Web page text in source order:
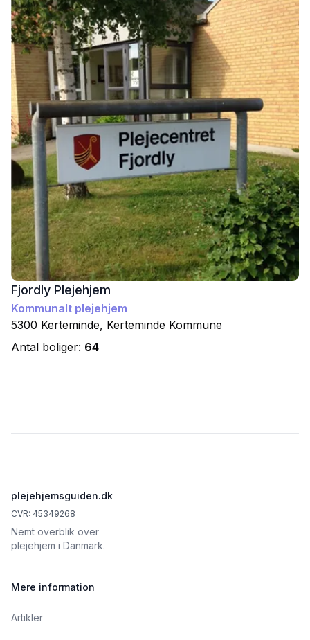
Fjordly Plejehjem
Kommunalt plejehjem
5300 Kerteminde, Kerteminde Kommune
Antal boliger: 64
plejehjemsguiden.dk
CVR: 45349268
Nemt overblik over
plejehjem i Danmark.
Mere information
Artikler